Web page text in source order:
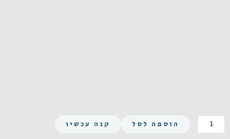
כמות
של
הוספה לסל קנה עכשיו